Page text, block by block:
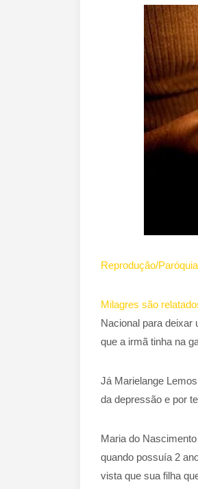
Reprodução/
Milagres são
Nacional para deixar
que a irmã tinha na
Já Marielange
da depressão e por
Maria do
quando possuía 2
vista que sua filha